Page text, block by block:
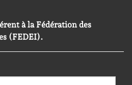
à la Fédération des
(FEDEI).